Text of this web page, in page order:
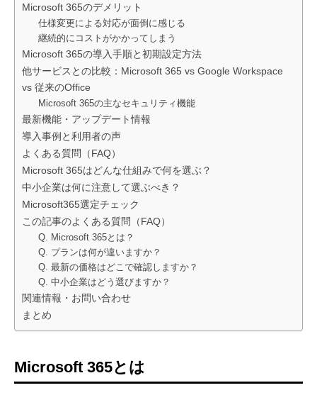
Microsoft 365のデメリット
仕様変更による対応が面倒に感じる
継続的にコストがかかってしまう
Microsoft 365の導入手順と初期設定方法
他サービスとの比較：Microsoft 365 vs Google Workspace
vs 従来のOffice
Microsoft 365の主なセキュリティ機能
最新機能・アップデート情報
導入事例と利用者の声
よくある質問（FAQ）
Microsoft 365はどんな仕組みで何を選ぶ？
中小企業は何に注意して選ぶべき？
Microsoft365選定チェック
この記事のよくある質問（FAQ）
Q. Microsoft 365とは？
Q. プランは何が違いますか？
Q. 最新の価格はどこで確認しますか？
Q. 中小企業はどう選びますか？
関連情報・お問い合わせ
まとめ
Microsoft 365とは